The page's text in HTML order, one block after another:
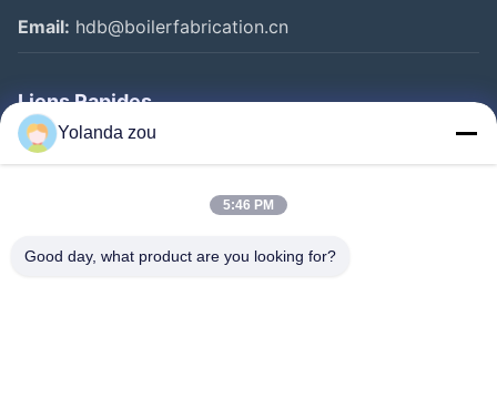
Email: hdb@boilerfabrication.cn
Liens Rapides
Maison
Visite D'usine
Yolanda zou
5:46 PM
Good day, what product are you looking for?